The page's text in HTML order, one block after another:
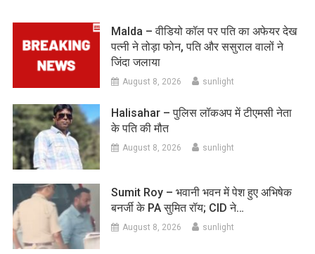
Malda – वीडियो कॉल पर पति का अफेयर देख
पत्नी ने तोड़ा फोन, पति और ससुराल वालों ने
जिंदा जलाया
August 8, 2026 sunlight
Halisahar – पुलिस लॉकअप में टीएमसी नेता
के पति की मौत
August 8, 2026 sunlight
Sumit Roy – भवानी भवन में पेश हुए अभिषेक
बनर्जी के PA सुमित रॉय; CID ने…
August 8, 2026 sunlight